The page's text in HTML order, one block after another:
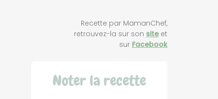
Recette par MamanChef,
retrouvez-la sur son site et
sur Facebook
Noter la recette